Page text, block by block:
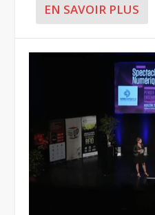
EN SAVOIR PLUS